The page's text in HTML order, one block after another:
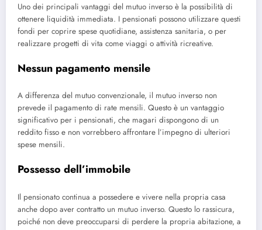
Uno dei principali vantaggi del mutuo inverso è la possibilità di
ottenere liquidità immediata. I pensionati possono utilizzare questi
fondi per coprire spese quotidiane, assistenza sanitaria, o per
realizzare progetti di vita come viaggi o attività ricreative.
Nessun pagamento mensile
A differenza del mutuo convenzionale, il mutuo inverso non
prevede il pagamento di rate mensili. Questo è un vantaggio
significativo per i pensionati, che magari dispongono di un
reddito fisso e non vorrebbero affrontare l’impegno di ulteriori
spese mensili.
Possesso dell’immobile
Il pensionato continua a possedere e vivere nella propria casa
anche dopo aver contratto un mutuo inverso. Questo lo rassicura,
poiché non deve preoccuparsi di perdere la propria abitazione, a